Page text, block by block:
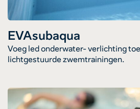
EVAsubaqua
Voeg led onderwater- verlichting
lichtgestuurde zwemtrainingen.